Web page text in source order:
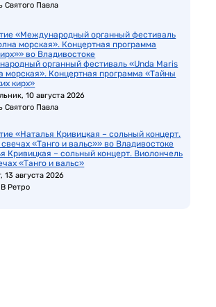
Святого Павла
органный фестиваль «Unda Maris
морская». Концертная программа «Тайны
кирх»
10 августа 2026
Святого Павла
Кривицкая – сольный концерт. Виолончель
«Танго и вальс»
13 августа 2026
Ретро